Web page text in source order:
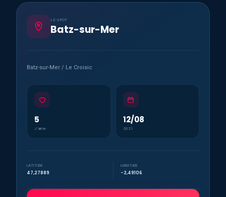
LE SPOT
Batz-sur-Mer
Batz-sur-Mer / Le Croisic
5
J’aime
12/08
2021
LATITUDE
47,27889
LONGITUDE
-2,49106